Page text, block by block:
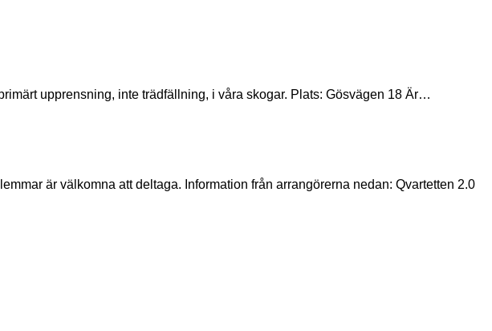
upprensning, inte trädfällning, i våra skogar. Plats: Gösvägen 18 Är…